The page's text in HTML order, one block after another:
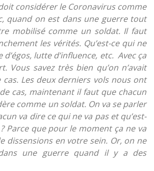
considérer le Coronavirus comme
quand on est dans une guerre tout
mobilisé comme un soldat. Il faut
les vérités. Qu’est-ce qui ne
d’égos, lutte d’influence, etc. Avec ça
Vous savez très bien qu’on n’avait
cas. Les deux derniers vols nous ont
cas, maintenant il faut que chacun
comme un soldat. On va se parler
va dire ce qui ne va pas et qu’est-
Parce que pour le moment ça ne va
dissensions en votre sein. Or, on ne
une guerre quand il y a des